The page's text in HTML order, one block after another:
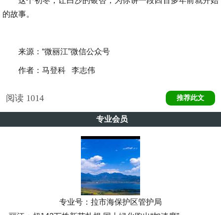
的故事。
来源：“微丽江”微信公众号
作者：马登科 李志伟
阅读 1014 推荐此文
专业会员
专业号： 拉市海保护区管护局